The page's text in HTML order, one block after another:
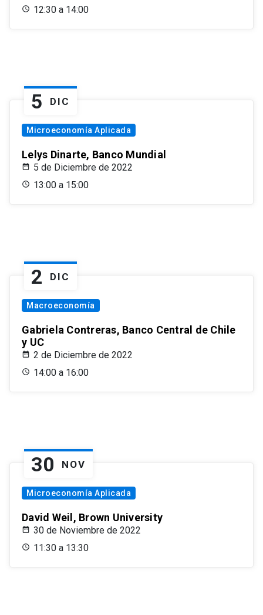
12:30 a 14:00
5 DIC
Microeconomía Aplicada
Lelys Dinarte, Banco Mundial
5 de Diciembre de 2022
13:00 a 15:00
2 DIC
Macroeconomía
Gabriela Contreras, Banco Central de Chile
y UC
2 de Diciembre de 2022
14:00 a 16:00
30 NOV
Microeconomía Aplicada
David Weil, Brown University
30 de Noviembre de 2022
11:30 a 13:30